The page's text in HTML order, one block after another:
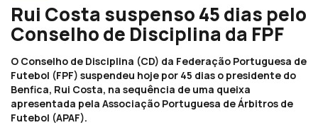
Rui Costa suspenso 45 dias pelo
Conselho de Disciplina da FPF
O Conselho de Disciplina (CD) da Federação Portuguesa de
Futebol (FPF) suspendeu hoje por 45 dias o presidente do
Benfica, Rui Costa, na sequência de uma queixa
apresentada pela Associação Portuguesa de Árbitros de
Futebol (APAF).